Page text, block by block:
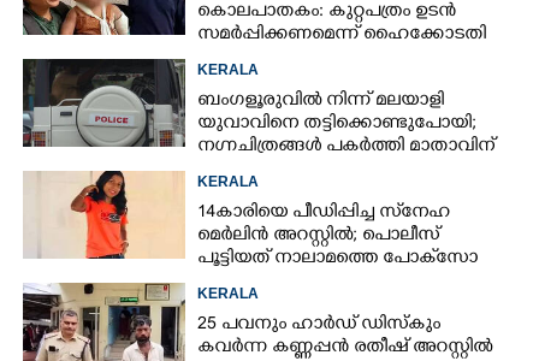
കൊലപാതകം: കുറ്റപത്രം ഉടൻ
സമർപ്പിക്കണമെന്ന് ഹൈക്കോടതി
KERALA
ബംഗളൂരുവിൽ നിന്ന് മലയാളി
യുവാവിനെ തട്ടിക്കൊണ്ടുപോയി;
നഗ്നചിത്രങ്ങൾ പകർത്തി മാതാവിന്
KERALA
14കാരിയെ പീഡിപ്പിച്ച സ്‌നേഹ
മെർലിൻ അറസ്റ്റിൽ; പൊലീസ്
പൂട്ടിയത് നാലാമത്തെ പോക്‌സോ
KERALA
25 പവനും ഹാർഡ് ഡിസ്കും
കവർന്ന കണ്ണപ്പൻ രതീഷ് അറസ്റ്റിൽ